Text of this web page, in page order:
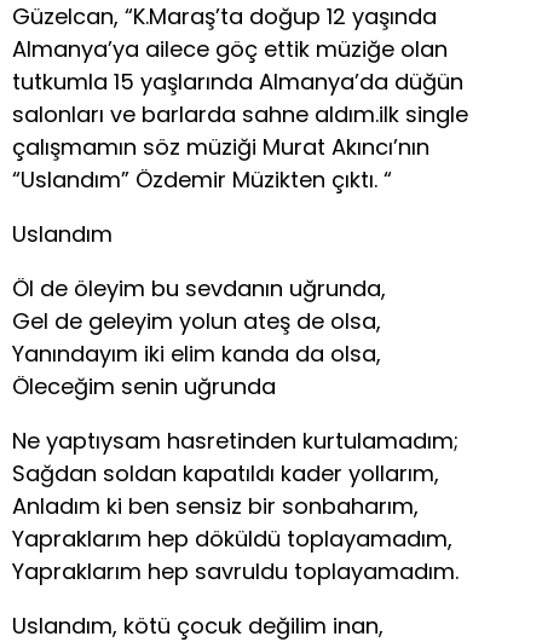
Güzelcan, “K.Maraş’ta doğup 12 yaşında
Almanya’ya ailece göç ettik müziğe olan
tutkumla 15 yaşlarında Almanya’da düğün
salonları ve barlarda sahne aldım.ilk single
çalışmamın söz müziği Murat Akıncı’nın
“Uslandım” Özdemir Müzikten çıktı. “
Uslandım
Öl de öleyim bu sevdanın uğrunda,
Gel de geleyim yolun ateş de olsa,
Yanındayım iki elim kanda da olsa,
Öleceğim senin uğrunda
Ne yaptıysam hasretinden kurtulamadım;
Sağdan soldan kapatıldı kader yollarım,
Anladım ki ben sensiz bir sonbaharım,
Yapraklarım hep döküldü toplayamadım,
Yapraklarım hep savruldu toplayamadım.
Uslandım, kötü çocuk değilim inan,